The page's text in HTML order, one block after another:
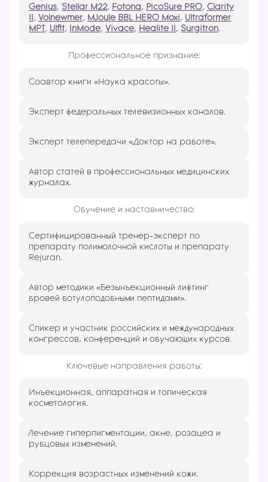
Genius, Stellar M22, Fotona, PicoSure PRO, Clarity
II, Volnewmer, MJoule BBL HERO Moxi, Ultraformer
MPT, Ulfit, InMode, Vivace, Healite II, Surgitron.
Профессиональное признание:
Соавтор книги «Наука красоты».
Эксперт федеральных телевизионных каналов.
Эксперт телепередачи «Доктор на работе».
Автор статей в профессиональных медицинских
журналах.
Обучение и наставничество:
Сертифицированный тренер-эксперт по
препарату полимолочной кислоты и препарату
Rejuran.
Автор методики «Безынъекционный лифтинг
бровей ботулоподобными пептидами».
Спикер и участник российских и международных
конгрессов, конференций и обучающих курсов.
Ключевые направления работы:
Инъекционная, аппаратная и топическая
косметология.
Лечение гиперпигментации, акне, розацеа и
рубцовых изменений.
Коррекция возрастных изменений кожи.